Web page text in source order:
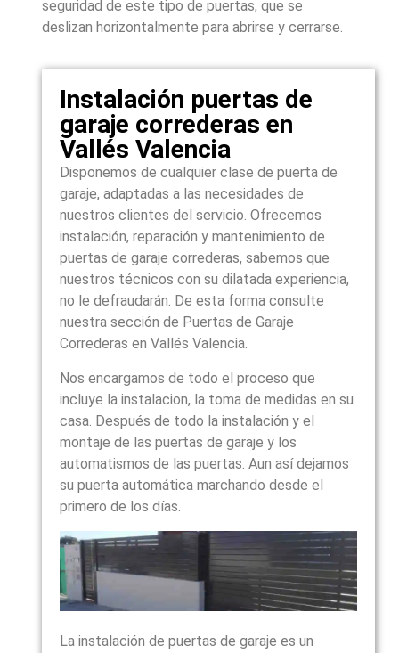
seguridad de este tipo de puertas, que se
deslizan horizontalmente para abrirse y cerrarse.
Instalación puertas de
garaje correderas en
Vallés Valencia
Disponemos de cualquier clase de puerta de
garaje, adaptadas a las necesidades de
nuestros clientes del servicio. Ofrecemos
instalación, reparación y mantenimiento de
puertas de garaje correderas, sabemos que
nuestros técnicos con su dilatada experiencia,
no le defraudarán. De esta forma consulte
nuestra sección de Puertas de Garaje
Correderas en Vallés Valencia.
Nos encargamos de todo el proceso que
incluye la instalacion, la toma de medidas en su
casa. Después de todo la instalación y el
montaje de las puertas de garaje y los
automatismos de las puertas. Aun así dejamos
su puerta automática marchando desde el
primero de los días.
La instalación de puertas de garaje es un